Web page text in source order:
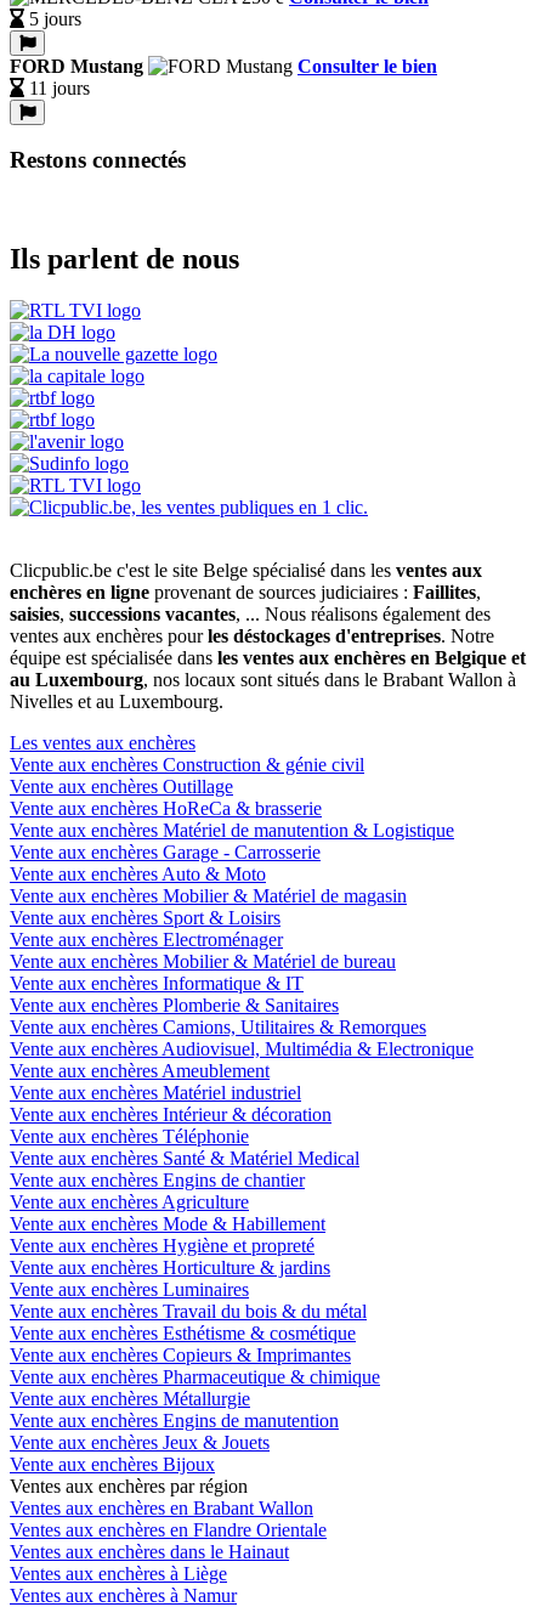
5 jours
FORD Mustang
Consulter le bien
11 jours
Restons connectés
Ils parlent de nous
Clicpublic.be c'est le site Belge spécialisé dans les ventes aux
enchères en ligne provenant de sources judiciaires : Faillites,
saisies, successions vacantes, ... Nous réalisons également des
ventes aux enchères pourles déstockages d'entreprises. Notre
équipe est spécialisée dans les ventes aux enchères en Belgique et
au Luxembourg, nos locaux sont situés dans le Brabant Wallon à
Nivelles et au Luxembourg.
Les ventes aux enchères
Vente aux enchères Construction & génie civil
Vente aux enchères Outillage
Vente aux enchères HoReCa & brasserie
Vente aux enchères Matériel de manutention & Logistique
Vente aux enchères Garage - Carrosserie
Vente aux enchères Auto & Moto
Vente aux enchères Mobilier & Matériel de magasin
Vente aux enchères Sport & Loisirs
Vente aux enchères Electroménager
Vente aux enchères Mobilier & Matériel de bureau
Vente aux enchères Informatique & IT
Vente aux enchères Plomberie & Sanitaires
Vente aux enchères Camions, Utilitaires & Remorques
Vente aux enchères Audiovisuel, Multimédia & Electronique
Vente aux enchères Ameublement
Vente aux enchères Matériel industriel
Vente aux enchères Intérieur & décoration
Vente aux enchères Téléphonie
Vente aux enchères Santé & Matériel Medical
Vente aux enchères Engins de chantier
Vente aux enchères Agriculture
Vente aux enchères Mode & Habillement
Vente aux enchères Hygiène et propreté
Vente aux enchères Horticulture & jardins
Vente aux enchères Luminaires
Vente aux enchères Travail du bois & du métal
Vente aux enchères Esthétisme & cosmétique
Vente aux enchères Copieurs & Imprimantes
Vente aux enchères Pharmaceutique & chimique
Vente aux enchères Métallurgie
Vente aux enchères Engins de manutention
Vente aux enchères Jeux & Jouets
Vente aux enchères Bijoux
Ventes aux enchères par région
Ventes aux enchères en Brabant Wallon
Ventes aux enchères en Flandre Orientale
Ventes aux enchères dans le Hainaut
Ventes aux enchères à Liège
Ventes aux enchères à Namur